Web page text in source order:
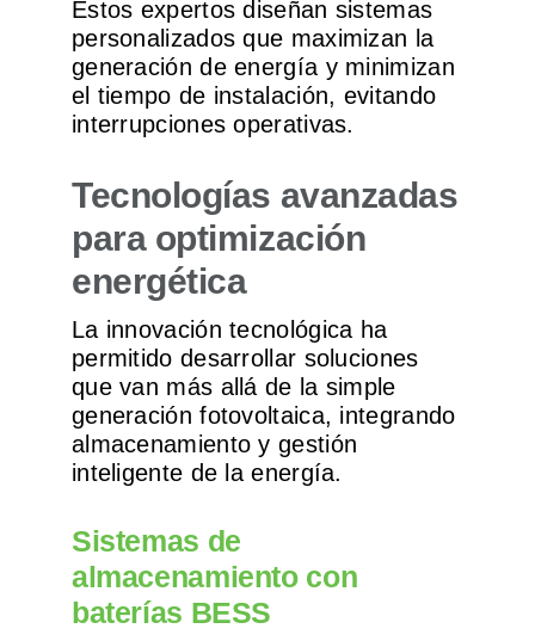
Estos expertos diseñan sistemas
personalizados que maximizan la
generación de energía y minimizan
el tiempo de instalación, evitando
interrupciones operativas.
Tecnologías avanzadas
para optimización
energética
La innovación tecnológica ha
permitido desarrollar soluciones
que van más allá de la simple
generación fotovoltaica, integrando
almacenamiento y gestión
inteligente de la energía.
Sistemas de
almacenamiento con
baterías BESS